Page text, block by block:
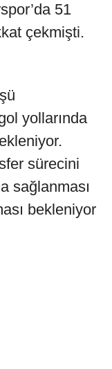
51
çekmişti.
yollarında
sürecini
sağlanması
bekleniyor